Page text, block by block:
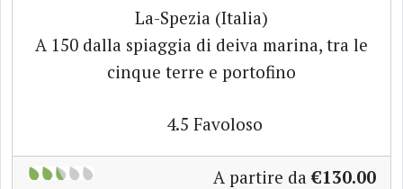
La-Spezia (Italia)
A 150 dalla spiaggia di deiva marina, tra le
cinque terre e portofino
4.5 Favoloso
A partire da €130.00